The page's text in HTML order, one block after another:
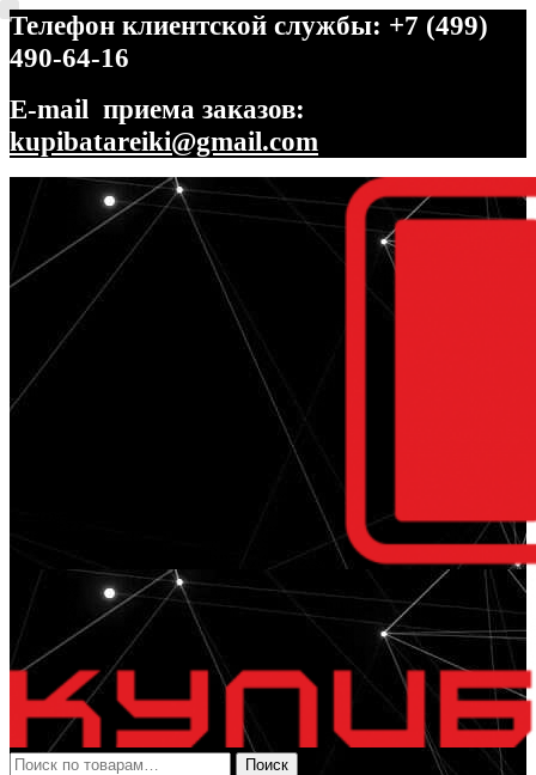
Телефон клиентской службы: +7 (499)
490-64-16
E-mail приема заказов:
kupibatareiki@gmail.com
Перейти
навигации
Перейти
содержимому
Искать:
Поиск